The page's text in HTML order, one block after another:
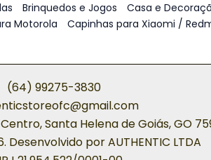
Brinquedos e Jogos Casa e
Motorola Capinhas para Xiaomi /
(64) 99275-3830
Santa Helena de Goiás, GO
por AUTHENTIC LTDA